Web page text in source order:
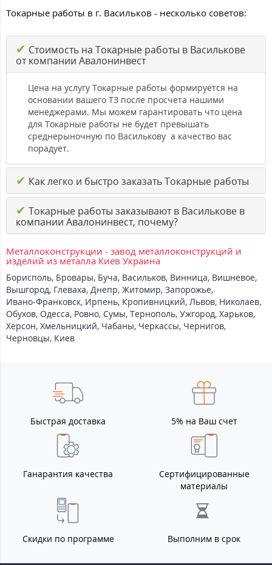
Токарные работы в г. Васильков - несколько советов:
✔ Стоимость на Токарные работы в Василькове
от компании Авалонинвест
Цена на услугу Токарные работы формируется на
основании вашего ТЗ после просчета нашими
менеджерами. Мы можем гарантировать что цена
для Токарные работы не будет превышать
среднерыночную по Василькову а качество вас
порадует.
✔ Как легко и быстро заказать Токарные работы
✔ Токарные работы заказывают в Василькове в
компании Авалонинвест, почему?
Металлоконструкции - завод металлоконструкций и
изделий из металла Киев Украина
Борисполь, Бровары, Буча, Васильков, Винница, Вишневое,
Вышгород, Глеваха, Днепр, Житомир, Запорожье,
Ивано-Франковск, Ирпень, Кропивницкий, Львов, Николаев,
Обухов, Одесса, Ровно, Сумы, Тернополь, Ужгород, Харьков,
Херсон, Хмельницкий, Чабаны, Черкассы, Чернигов,
Черновцы, Киев
Быстрая доставка 5% на Ваш счет
Ганарантия качества
Сертифицированные
материалы
Скидки по программе Выполним в срок